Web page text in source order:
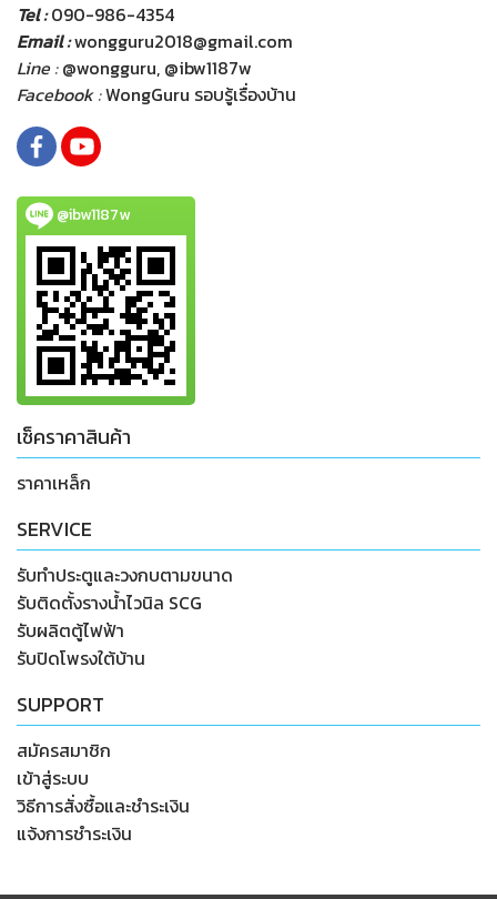
Tel :090-986-4354
Email :wongguru2018@gmail.com
Line :@wongguru, @ibw1187w
Facebook :WongGuru รอบรู้เรื่องบ้าน
@ibw1187w
เช็คราคาสินค้า
ราคาเหล็ก
SERVICE
รับทำประตูและวงกบตามขนาด
รับติดตั้งรางน้ำไวนิล SCG
รับผลิตตู้ไฟฟ้า
รับปิดโพรงใต้บ้าน
SUPPORT
สมัครสมาชิก
เข้าสู่ระบบ
วิธีการสั่งซื้อและชำระเงิน
แจ้งการชำระเงิน